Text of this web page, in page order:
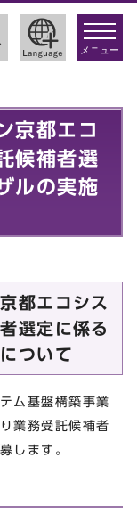
toggle
メニュー
京都エコ
候補者選
ルの実施
都エコシス
選定に係る
ついて
ム基盤構築事業
業務受託候補者
します。